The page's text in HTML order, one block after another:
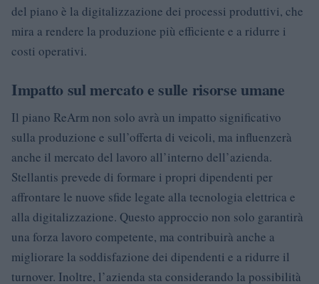
del piano è la digitalizzazione dei processi produttivi, che
mira a rendere la produzione più efficiente e a ridurre i
costi operativi.
Impatto sul mercato e sulle risorse umane
Il piano ReArm non solo avrà un impatto significativo
sulla produzione e sull’offerta di veicoli, ma influenzerà
anche il mercato del lavoro all’interno dell’azienda.
Stellantis prevede di formare i propri dipendenti per
affrontare le nuove sfide legate alla tecnologia elettrica e
alla digitalizzazione. Questo approccio non solo garantirà
una forza lavoro competente, ma contribuirà anche a
migliorare la soddisfazione dei dipendenti e a ridurre il
turnover. Inoltre, l’azienda sta considerando la possibilità